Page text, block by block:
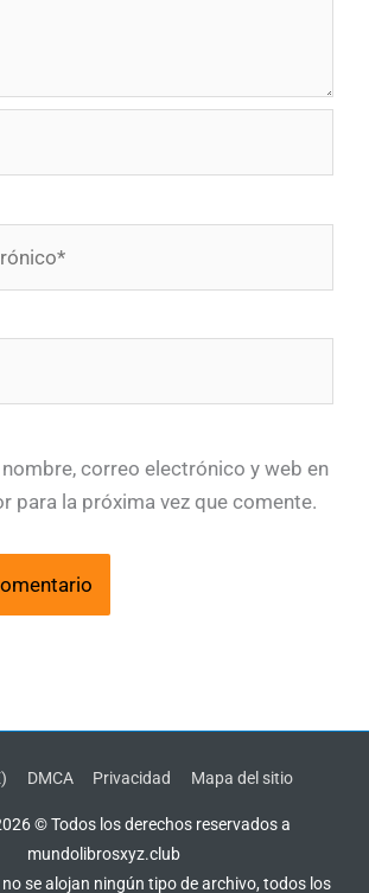
correo electrónico y web en
para la próxima vez que comente.
DMCA Privacidad Mapa del sitio
© Todos los derechos reservados a
mundolibrosxyz.club
se alojan ningún tipo de archivo, todos los